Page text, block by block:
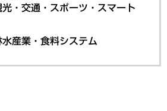
・交通・スポーツ・スマート
産業・食料システム